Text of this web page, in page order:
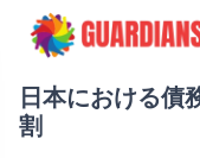
日本における債
割